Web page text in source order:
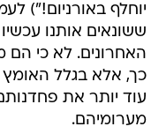
יוחלף באורניום!")
ששונאים אותנו
האחרונים. לא כי הם
כך, אלא בגלל האומץ
עוד יותר את
מערומיהם.